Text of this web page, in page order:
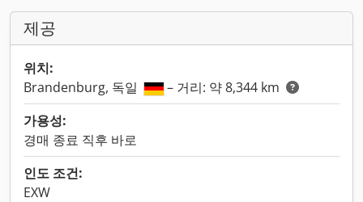
제공
위치:
Brandenburg, 독일
– 거리: 약 8,344 km
가용성:
경매 종료 직후 바로
인도 조건:
EXW